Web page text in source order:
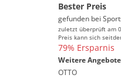
Bester Preis
gefunden bei
zuletzt überprüft am
Preis kann sich
79% Ersparnis
Weitere
OTTO